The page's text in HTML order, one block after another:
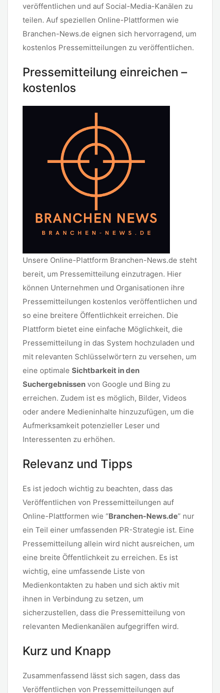
veröffentlichen und auf Social-Media-Kanälen zu
teilen. Auf speziellen Online-Plattformen wie
Branchen-News.de eignen sich hervorragend, um
kostenlos Pressemitteilungen zu veröffentlichen.
Pressemitteilung einreichen –
kostenlos
Unsere Online-Plattform Branchen-News.de steht
bereit, um Pressemitteilung einzutragen. Hier
können Unternehmen und Organisationen ihre
Pressemitteilungen kostenlos veröffentlichen und
so eine breitere Öffentlichkeit erreichen. Die
Plattform bietet eine einfache Möglichkeit, die
Pressemitteilung in das System hochzuladen und
mit relevanten Schlüsselwörtern zu versehen, um
eine optimale Sichtbarkeit in den
Suchergebnissen von Google und Bing zu
erreichen. Zudem ist es möglich, Bilder, Videos
oder andere Medieninhalte hinzuzufügen, um die
Aufmerksamkeit potenzieller Leser und
Interessenten zu erhöhen.
Relevanz und Tipps
Es ist jedoch wichtig zu beachten, dass das
Veröffentlichen von Pressemitteilungen auf
Online-Plattformen wie “Branchen-News.de” nur
ein Teil einer umfassenden PR-Strategie ist. Eine
Pressemitteilung allein wird nicht ausreichen, um
eine breite Öffentlichkeit zu erreichen. Es ist
wichtig, eine umfassende Liste von
Medienkontakten zu haben und sich aktiv mit
ihnen in Verbindung zu setzen, um
sicherzustellen, dass die Pressemitteilung von
relevanten Medienkanälen aufgegriffen wird.
Kurz und Knapp
Zusammenfassend lässt sich sagen, dass das
Veröffentlichen von Pressemitteilungen auf